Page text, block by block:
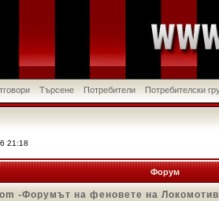
Търсене Потребители Потребителски
21:18
Форум
-Форумът на феновете на